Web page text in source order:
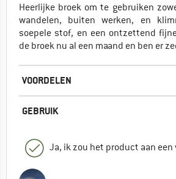
Heerlijke broek om te gebruiken
wandelen, buiten werken, en
soepele stof, en een ontzettend
de broek nu al een maand en ben er
VOORDELEN
GEBRUIK
Ja, ik zou het product aan